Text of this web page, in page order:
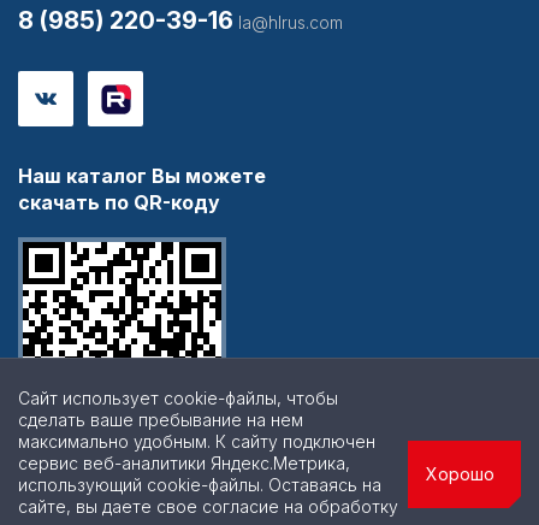
8 (985) 220-39-16 la@hlrus.com
Наш каталог Вы можете
скачать по QR-коду
Сайт использует cookie-файлы, чтобы
сделать ваше пребывание на нем
максимально удобным. К cайту подключен
сервис веб-аналитики Яндекс.Метрика,
использующий cookie-файлы. Оставаясь на
сайте, вы даете свое согласие на обработку
Хорошо